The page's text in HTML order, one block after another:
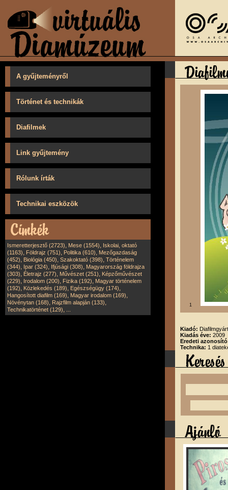
A gyűjteményről
Történet és technikák
Diafilmek
Link gyűjtemény
Rólunk írták
Technikai eszközök
Ismeretterjesztő (2723), Mese (1554), Iskolai, oktató
(1163), Földrajz (751), Politika (610), Mezőgazdaság
(452), Biológia (450), Szakoktató (398), Történelem
(344), Ipar (324), Ifjúsági (308), Magyarország földrajza
(303), Életrajz (277), Művészet (251), Képzőművészet
(229), Irodalom (200), Fizika (192), Magyar történelem
(192), Közlekedés (189), Egészségügy (174),
Hangosított diafilm (169), Magyar irodalom (169),
Növénytan (168), Rajzfilm alapján (133),
Technikatörténet (129),
1
Kiadó:
Kiadás éve: 2009
Eredeti
Technika: 1